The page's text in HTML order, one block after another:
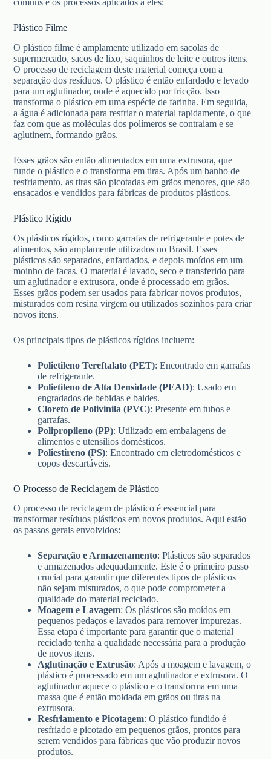
comuns e os processos aplicados a eles:
Plástico Filme
O plástico filme é amplamente utilizado em sacolas de
supermercado, sacos de lixo, saquinhos de leite e outros itens.
O processo de reciclagem deste material começa com a
separação dos resíduos. O plástico é então enfardado e levado
para um aglutinador, onde é aquecido por fricção. Isso
transforma o plástico em uma espécie de farinha. Em seguida,
a água é adicionada para resfriar o material rapidamente, o que
faz com que as moléculas dos polímeros se contraiam e se
aglutinem, formando grãos.
Esses grãos são então alimentados em uma extrusora, que
funde o plástico e o transforma em tiras. Após um banho de
resfriamento, as tiras são picotadas em grãos menores, que são
ensacados e vendidos para fábricas de produtos plásticos.
Plástico Rígido
Os plásticos rígidos, como garrafas de refrigerante e potes de
alimentos, são amplamente utilizados no Brasil. Esses
plásticos são separados, enfardados, e depois moídos em um
moinho de facas. O material é lavado, seco e transferido para
um aglutinador e extrusora, onde é processado em grãos.
Esses grãos podem ser usados para fabricar novos produtos,
misturados com resina virgem ou utilizados sozinhos para criar
novos itens.
Os principais tipos de plásticos rígidos incluem:
Polietileno Tereftalato (PET): Encontrado em garrafas
de refrigerante.
Polietileno de Alta Densidade (PEAD): Usado em
engradados de bebidas e baldes.
Cloreto de Polivinila (PVC): Presente em tubos e
garrafas.
Polipropileno (PP): Utilizado em embalagens de
alimentos e utensílios domésticos.
Poliestireno (PS): Encontrado em eletrodomésticos e
copos descartáveis.
O Processo de Reciclagem de Plástico
O processo de reciclagem de plástico é essencial para
transformar resíduos plásticos em novos produtos. Aqui estão
os passos gerais envolvidos:
Separação e Armazenamento: Plásticos são separados
e armazenados adequadamente. Este é o primeiro passo
crucial para garantir que diferentes tipos de plásticos
não sejam misturados, o que pode comprometer a
qualidade do material reciclado.
Moagem e Lavagem: Os plásticos são moídos em
pequenos pedaços e lavados para remover impurezas.
Essa etapa é importante para garantir que o material
reciclado tenha a qualidade necessária para a produção
de novos itens.
Aglutinação e Extrusão: Após a moagem e lavagem, o
plástico é processado em um aglutinador e extrusora. O
aglutinador aquece o plástico e o transforma em uma
massa que é então moldada em grãos ou tiras na
extrusora.
Resfriamento e Picotagem: O plástico fundido é
resfriado e picotado em pequenos grãos, prontos para
serem vendidos para fábricas que vão produzir novos
produtos.